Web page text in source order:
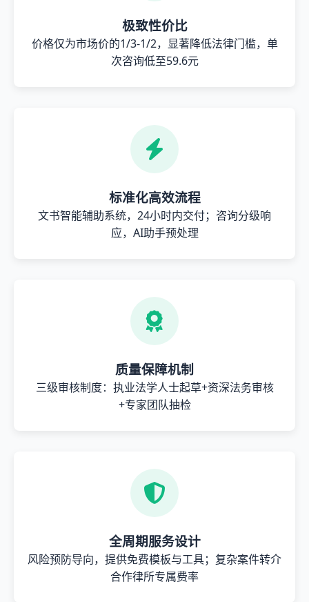
极致性价比
价格仅为市场价的1/3-1/2，显著降低法律门槛，单
次咨询低至59.6元
标准化高效流程
文书智能辅助系统，24小时内交付；咨询分级响
应，AI助手预处理
质量保障机制
三级审核制度：执业法学人士起草+资深法务审核
+专家团队抽检
全周期服务设计
风险预防导向，提供免费模板与工具；复杂案件转介
合作律所专属费率